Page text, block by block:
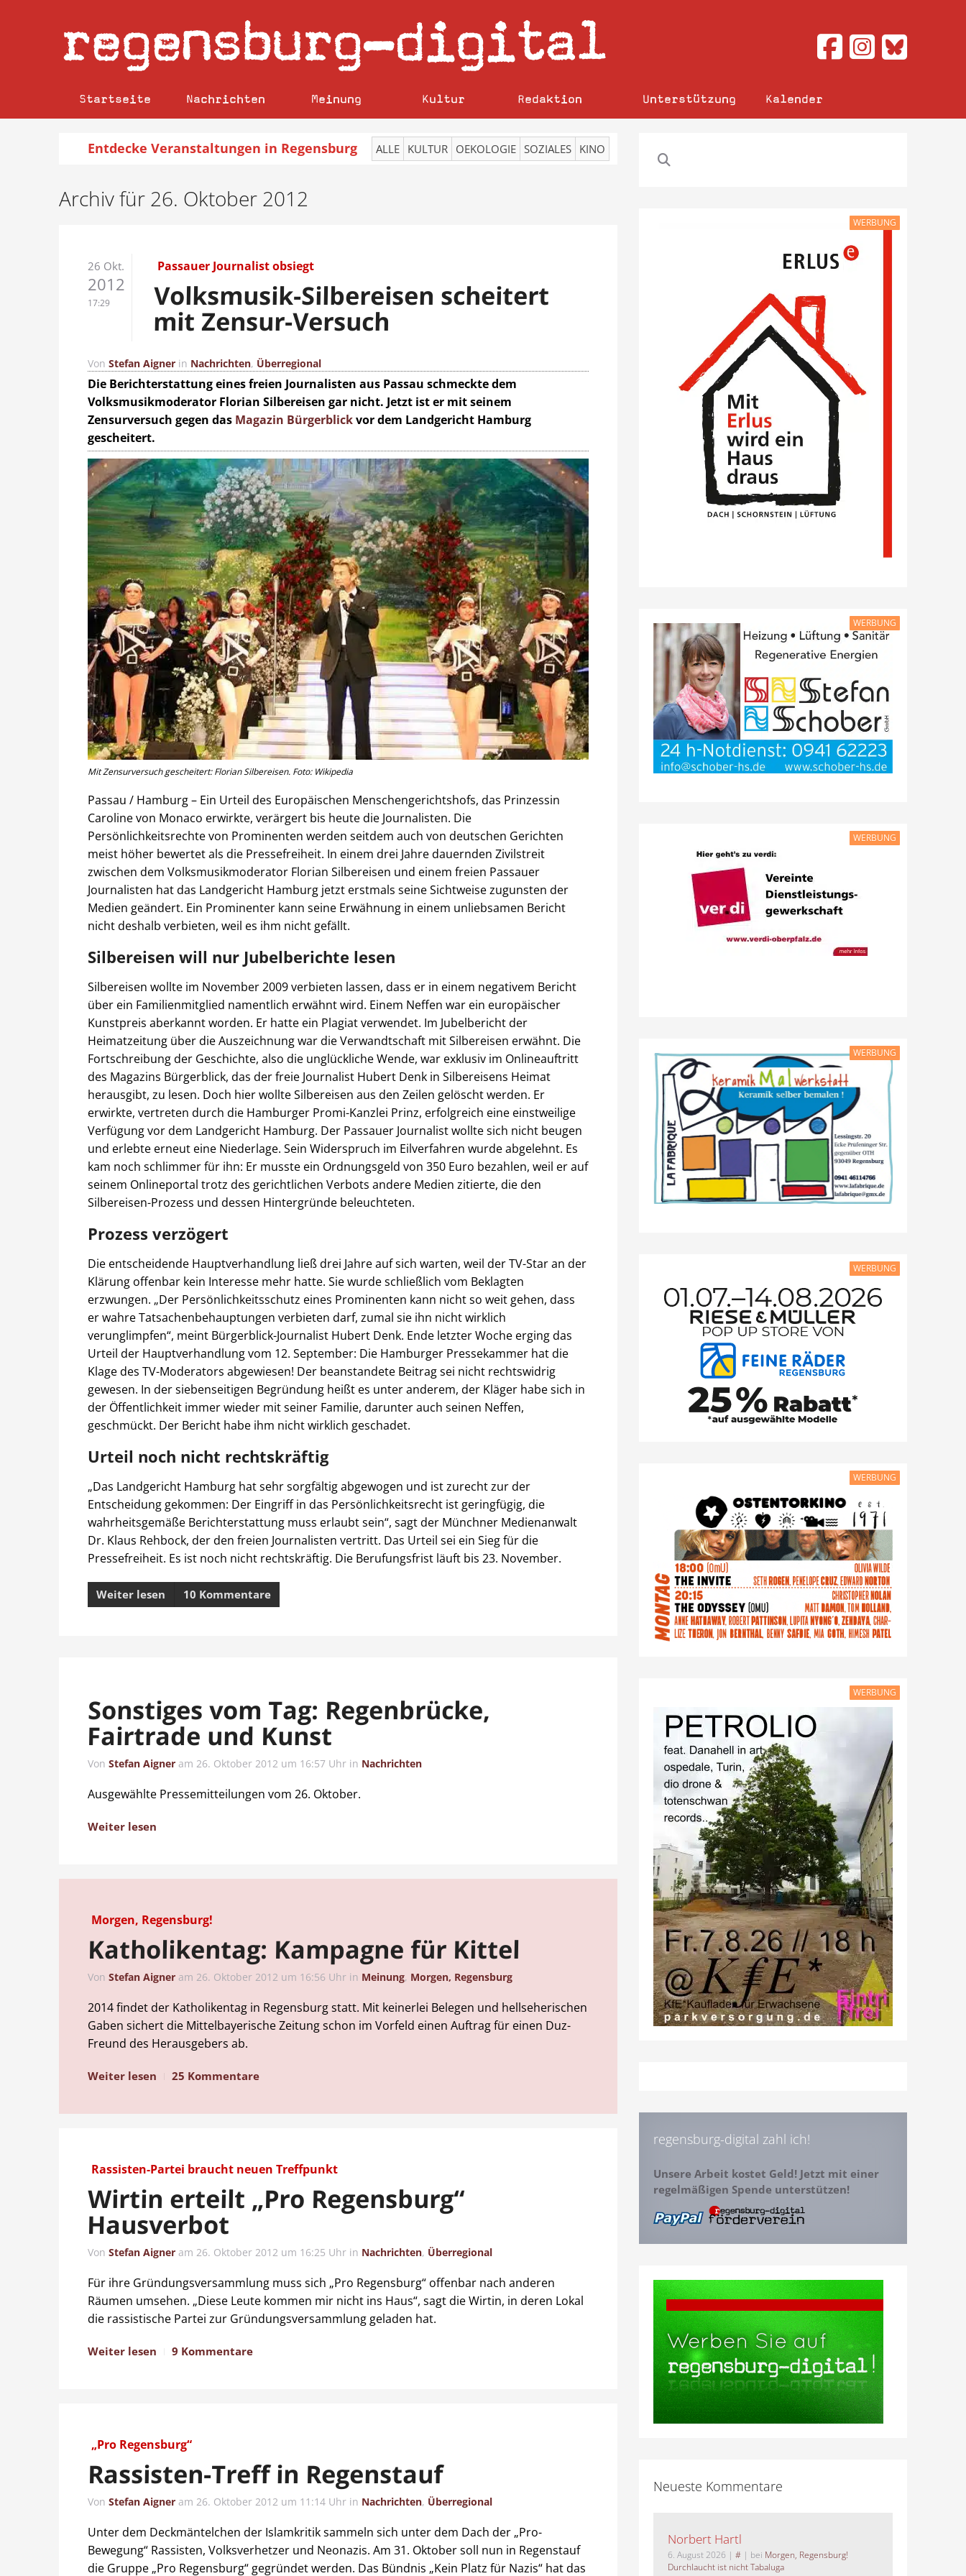
regensburg–digital
Startseite Nachrichten Meinung Kultur Redaktion Unterstützung Kalender
Entdecke Veranstaltungen in Regensburg ALLE KULTUR OEKOLOGIE SOZIALES KINO
Archiv für 26. Oktober 2012
26 Okt.
2012
17:29
Passauer Journalist obsiegt
Volksmusik-Silbereisen scheitert
mit Zensur-Versuch
Von Stefan Aigner in Nachrichten, Überregional
Die Berichterstattung eines freien Journalisten aus Passau schmeckte dem
Volksmusikmoderator Florian Silbereisen gar nicht. Jetzt ist er mit seinem
Zensurversuch gegen das Magazin Bürgerblickvor dem Landgericht Hamburg
gescheitert.
Mit Zensurversuch gescheitert: Florian Silbereisen. Foto: Wikipedia
Passau / Hamburg – Ein Urteil des Europäischen Menschengerichtshofs, das Prinzessin
Caroline von Monaco erwirkte, verärgert bis heute die Journalisten. Die
Persönlichkeitsrechte von Prominenten werden seitdem auch von deutschen Gerichten
meist höher bewertet als die Pressefreiheit. In einem drei Jahre dauernden Zivilstreit
zwischen dem Volksmusikmoderator Florian Silbereisen und einem freien Passauer
Journalisten hat das Landgericht Hamburg jetzt erstmals seine Sichtweise zugunsten der
Medien geändert. Ein Prominenter kann seine Erwähnung in einem unliebsamen Bericht
nicht deshalb verbieten, weil es ihm nicht gefällt.
Silbereisen will nur Jubelberichte lesen
Silbereisen wollte im November 2009 verbieten lassen, dass er in einem negativem Bericht
über ein Familienmitglied namentlich erwähnt wird. Einem Neffen war ein europäischer
Kunstpreis aberkannt worden. Er hatte ein Plagiat verwendet. Im Jubelbericht der
Heimatzeitung über die Auszeichnung war die Verwandtschaft mit Silbereisen erwähnt. Die
Fortschreibung der Geschichte, also die unglückliche Wende, war exklusiv im Onlineauftritt
des Magazins Bürgerblick, das der freie Journalist Hubert Denk in Silbereisens Heimat
herausgibt, zu lesen. Doch hier wollte Silbereisen aus den Zeilen gelöscht werden. Er
erwirkte, vertreten durch die Hamburger Promi-Kanzlei Prinz, erfolgreich eine einstweilige
Verfügung vor dem Landgericht Hamburg. Der Passauer Journalist wollte sich nicht beugen
und erlebte erneut eine Niederlage. Sein Widerspruch im Eilverfahren wurde abgelehnt. Es
kam noch schlimmer für ihn: Er musste ein Ordnungsgeld von 350 Euro bezahlen, weil er auf
seinem Onlineportal trotz des gerichtlichen Verbots andere Medien zitierte, die den
Silbereisen-Prozess und dessen Hintergründe beleuchteten.
Prozess verzögert
Die entscheidende Hauptverhandlung ließ drei Jahre auf sich warten, weil der TV-Star an der
Klärung offenbar kein Interesse mehr hatte. Sie wurde schließlich vom Beklagten
erzwungen. „Der Persönlichkeitsschutz eines Prominenten kann nicht so weit gehen, dass
er wahre Tatsachenbehauptungen verbieten darf, zumal sie ihn nicht wirklich
verunglimpfen“, meint Bürgerblick-Journalist Hubert Denk. Ende letzter Woche erging das
Urteil der Hauptverhandlung vom 12. September: Die Hamburger Pressekammer hat die
Klage des TV-Moderators abgewiesen! Der beanstandete Beitrag sei nicht rechtswidrig
gewesen. In der siebenseitigen Begründung heißt es unter anderem, der Kläger habe sich in
der Öffentlichkeit immer wieder mit seiner Familie, darunter auch seinen Neffen,
geschmückt. Der Bericht habe ihm nicht wirklich geschadet.
Urteil noch nicht rechtskräftig
„Das Landgericht Hamburg hat sehr sorgfältig abgewogen und ist zurecht zur der
Entscheidung gekommen: Der Eingriff in das Persönlichkeitsrecht ist geringfügig, die
wahrheitsgemäße Berichterstattung muss erlaubt sein“, sagt der Münchner Medienanwalt
Dr. Klaus Rehbock, der den freien Journalisten vertritt. Das Urteil sei ein Sieg für die
Pressefreiheit. Es ist noch nicht rechtskräftig. Die Berufungsfrist läuft bis 23. November.
Weiter lesen 10 Kommentare
Sonstiges vom Tag: Regenbrücke,
Fairtrade und Kunst
Von Stefan Aigner am 26. Oktober 2012 um 16:57 Uhr in Nachrichten
Ausgewählte Pressemitteilungen vom 26. Oktober.
Weiter lesen
Morgen, Regensburg!
Katholikentag: Kampagne für Kittel
Von Stefan Aigner am 26. Oktober 2012 um 16:56 Uhr in Meinung, Morgen, Regensburg
2014 findet der Katholikentag in Regensburg statt. Mit keinerlei Belegen und hellseherischen
Gaben sichert die Mittelbayerische Zeitung schon im Vorfeld einen Auftrag für einen Duz-
Freund des Herausgebers ab.
Weiter lesen 25 Kommentare
Rassisten-Partei braucht neuen Treffpunkt
Wirtin erteilt „Pro Regensburg“
Hausverbot
Von Stefan Aigner am 26. Oktober 2012 um 16:25 Uhr in Nachrichten, Überregional
Für ihre Gründungsversammlung muss sich „Pro Regensburg“ offenbar nach anderen
Räumen umsehen. „Diese Leute kommen mir nicht ins Haus“, sagt die Wirtin, in deren Lokal
die rassistische Partei zur Gründungsversammlung geladen hat.
Weiter lesen 9 Kommentare
„Pro Regensburg“
Rassisten-Treff in Regenstauf
Von Stefan Aigner am 26. Oktober 2012 um 11:14 Uhr in Nachrichten, Überregional
Unter dem Deckmäntelchen der Islamkritik sammeln sich unter dem Dach der „Pro-
Bewegung“ Rassisten, Volksverhetzer und Neonazis. Am 31. Oktober soll nun in Regenstauf
die Gruppe „Pro Regensburg“ gegründet werden. Das Bündnis „Kein Platz für Nazis“ hat das
WERBUNG
WERBUNG
WERBUNG
WERBUNG
WERBUNG
WERBUNG
WERBUNG
regensburg-digital zahl ich!
Unsere Arbeit kostet Geld! Jetzt mit einer
regelmäßigen Spende unterstützen!
Neueste Kommentare
Norbert Hartl
6. August 2026 | #| bei Morgen, Regensburg!
Durchlaucht ist nicht Tabaluga